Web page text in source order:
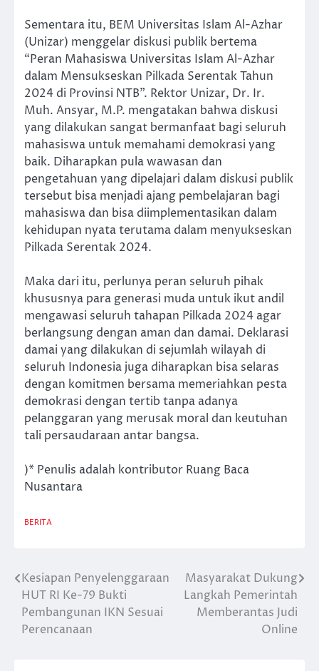
Sementara itu, BEM Universitas Islam Al-Azhar
(Unizar) menggelar diskusi publik bertema
“Peran Mahasiswa Universitas Islam Al-Azhar
dalam Mensukseskan Pilkada Serentak Tahun
2024 di Provinsi NTB”. Rektor Unizar, Dr. Ir.
Muh. Ansyar, M.P. mengatakan bahwa diskusi
yang dilakukan sangat bermanfaat bagi seluruh
mahasiswa untuk memahami demokrasi yang
baik. Diharapkan pula wawasan dan
pengetahuan yang dipelajari dalam diskusi publik
tersebut bisa menjadi ajang pembelajaran bagi
mahasiswa dan bisa diimplementasikan dalam
kehidupan nyata terutama dalam menyukseskan
Pilkada Serentak 2024.
Maka dari itu, perlunya peran seluruh pihak
khususnya para generasi muda untuk ikut andil
mengawasi seluruh tahapan Pilkada 2024 agar
berlangsung dengan aman dan damai. Deklarasi
damai yang dilakukan di sejumlah wilayah di
seluruh Indonesia juga diharapkan bisa selaras
dengan komitmen bersama memeriahkan pesta
demokrasi dengan tertib tanpa adanya
pelanggaran yang merusak moral dan keutuhan
tali persaudaraan antar bangsa.
)* Penulis adalah kontributor Ruang Baca
Nusantara
BERITA
Post
navigation
Kesiapan Penyelenggaraan
HUT RI Ke-79 Bukti
Pembangunan IKN Sesuai
Perencanaan
Masyarakat Dukung
Langkah Pemerintah
Memberantas Judi
Online